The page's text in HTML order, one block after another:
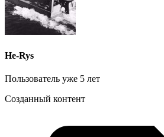
He-Rys
Пользователь уже 5 лет
Созданный контент